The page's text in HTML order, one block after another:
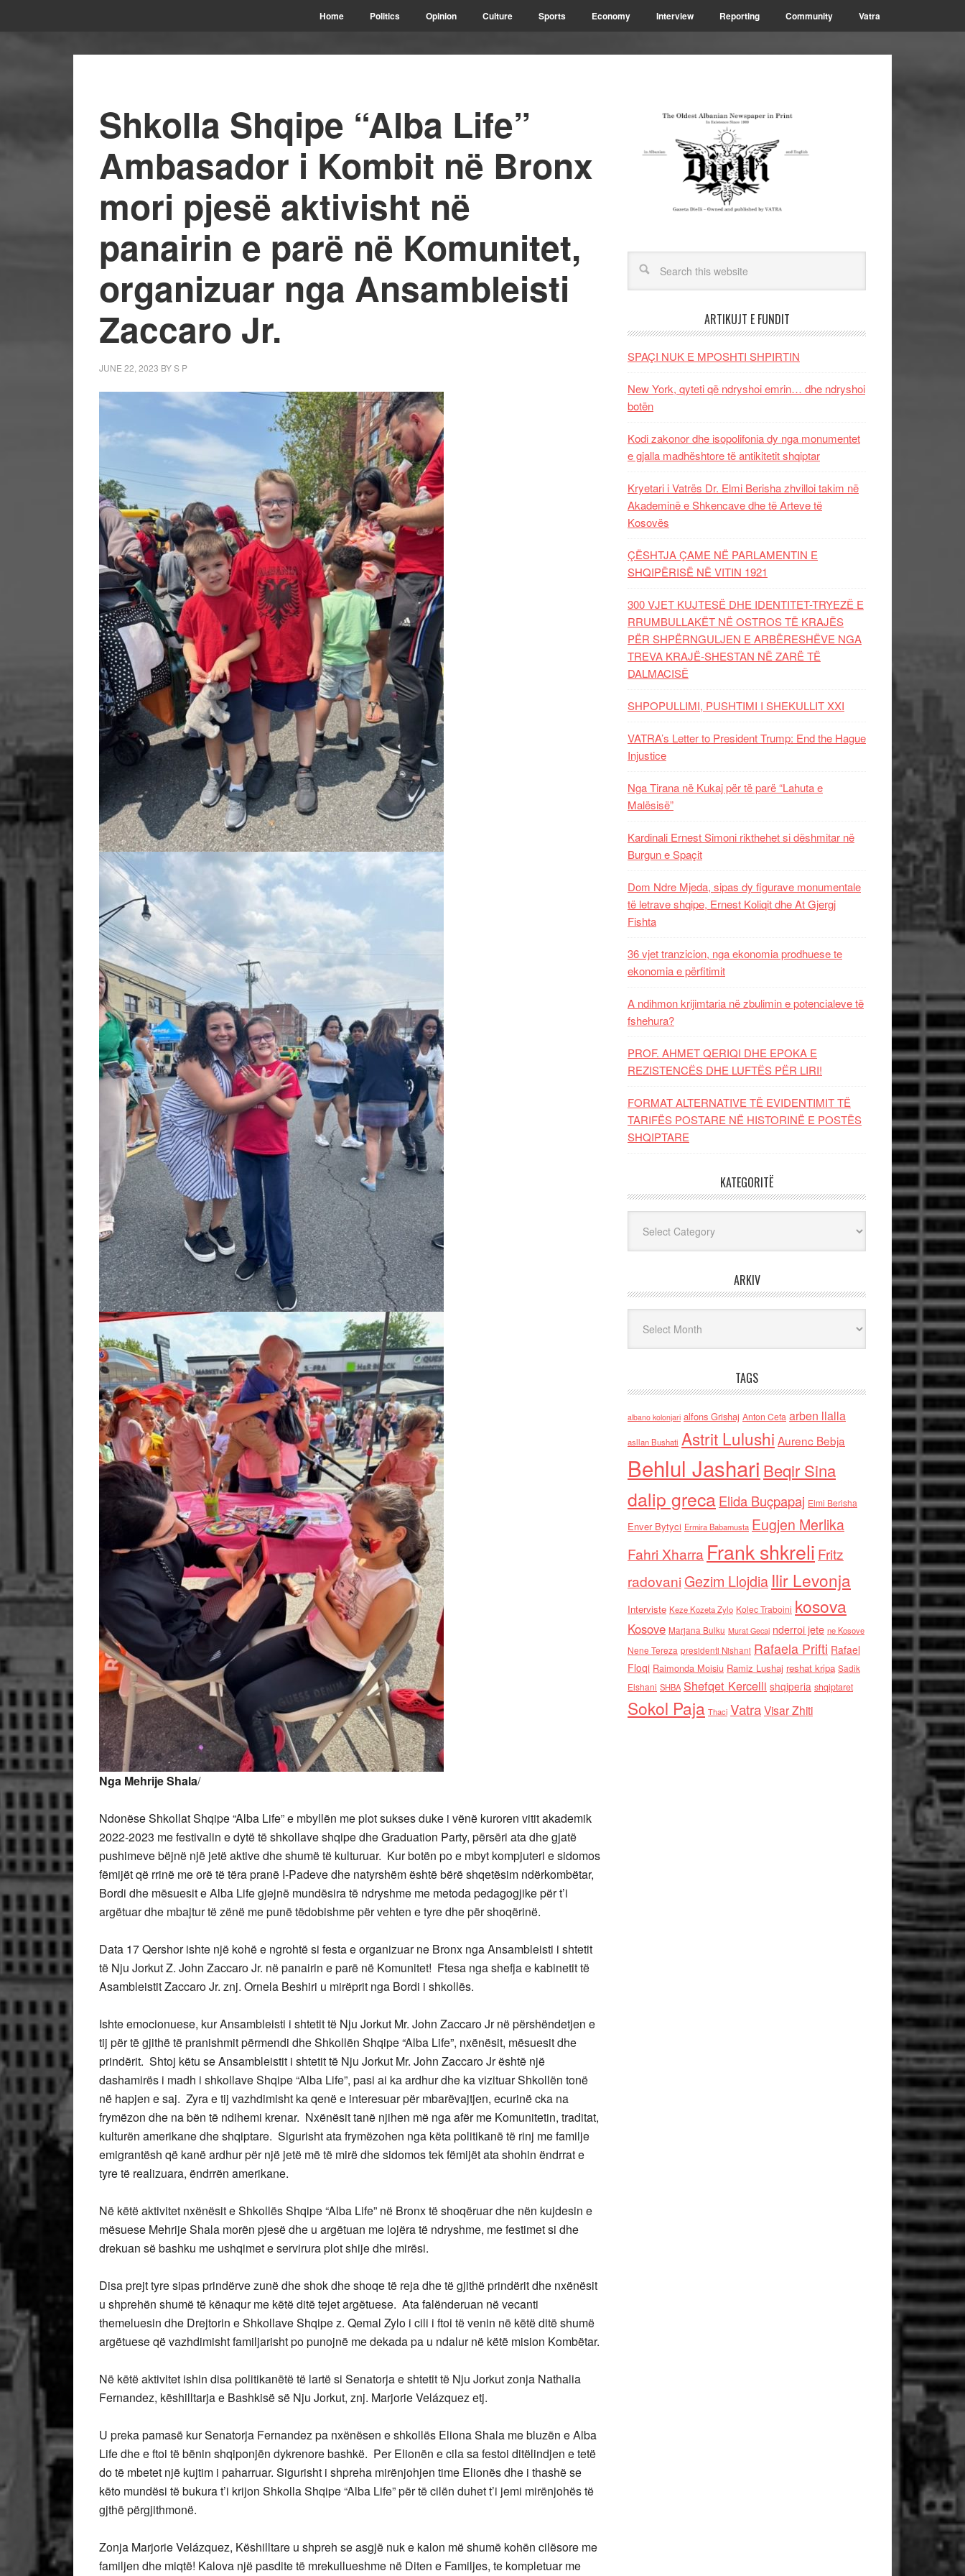
Home Politics Opinion Culture Sports Economy Interview Reporting Community Vatra
Shkolla Shqipe “Alba Life”
Ambasador i Kombit në Bronx
mori pjesë aktivisht në
panairin e parë në Komunitet,
organizuar nga Ansambleisti
Zaccaro Jr.
JUNE 22, 2023 BYS P
Nga Mehrije Shala/
Ndonëse Shkollat Shqipe “Alba Life” e mbyllën me plot sukses duke i vënë kuroren vitit akademik
2022-2023 me festivalin e dytë të shkollave shqipe dhe Graduation Party, përsëri ata dhe gjatë
pushimeve bëjnë një jetë aktive dhe shumë të kulturuar. Kur botën po e mbyt kompjuteri e sidomos
fëmijët që rrinë me orë të tëra pranë I-Padeve dhe natyrshëm është bërë shqetësim ndërkombëtar,
Bordi dhe mësuesit e Alba Life gjejnë mundësira të ndryshme me metoda pedagogjike për t’i
argëtuar dhe mbajtur të zënë me punë tëdobishme për vehten e tyre dhe për shoqërinë.
Data 17 Qershor ishte një kohë e ngrohtë si festa e organizuar ne Bronx nga Ansambleisti i shtetit
të Nju Jorkut Z. John Zaccaro Jr. në panairin e parë në Komunitet! Ftesa nga shefja e kabinetit të
Asambleistit Zaccaro Jr. znj. Ornela Beshiri u mirëprit nga Bordi i shkollës.
Ishte emocionuese, kur Ansambleisti i shtetit të Nju Jorkut Mr. John Zaccaro Jr në përshëndetjen e
tij për të gjithë të pranishmit përmendi dhe Shkollën Shqipe “Alba Life”, nxënësit, mësuesit dhe
prindërit. Shtoj këtu se Ansambleistit i shtetit të Nju Jorkut Mr. John Zaccaro Jr është një
dashamirës i madh i shkollave Shqipe “Alba Life”, pasi ai ka ardhur dhe ka vizituar Shkollën tonë
në hapjen e saj. Zyra e tij vazhdimisht ka qenë e interesuar për mbarëvajtjen, ecurinë cka na
frymëzon dhe na bën të ndihemi krenar. Nxënësit tanë njihen më nga afër me Komunitetin, traditat,
kulturën amerikane dhe shqiptare. Sigurisht ata frymëzohen nga këta politikanë të rinj me familje
emigrantësh që kanë ardhur për një jetë më të mirë dhe sidomos tek fëmijët ata shohin ëndrrat e
tyre të realizuara, ëndrrën amerikane.
Në këtë aktivitet nxënësit e Shkollës Shqipe “Alba Life” në Bronx të shoqëruar dhe nën kujdesin e
mësuese Mehrije Shala morën pjesë dhe u argëtuan me lojëra të ndryshme, me festimet si dhe
drekuan së bashku me ushqimet e servirura plot shije dhe mirësi.
Disa prejt tyre sipas prindërve zunë dhe shok dhe shoqe të reja dhe të gjithë prindërit dhe nxënësit
u shprehën shumë të kënaqur me këtë ditë tejet argëtuese. Ata falënderuan në vecanti
themeluesin dhe Drejtorin e Shkollave Shqipe z. Qemal Zylo i cili i ftoi të venin në këtë ditë shumë
argëtuese që vazhdimisht familjarisht po punojnë me dekada pa u ndalur në këtë mision Kombëtar.
Në këtë aktivitet ishin disa politikanëtë të lartë si Senatorja e shtetit të Nju Jorkut zonja Nathalia
Fernandez, këshilltarja e Bashkisë së Nju Jorkut, znj. Marjorie Velázquez etj.
U preka pamasë kur Senatorja Fernandez pa nxënësen e shkollës Eliona Shala me bluzën e Alba
Life dhe e ftoi të bënin shqiponjën dykrenore bashkë. Per Elionën e cila sa festoi ditëlindjen e tetë
do të mbetet një kujtim i paharruar. Sigurisht i shpreha mirënjohjen time Elionës dhe i thashë se
këto mundësi të bukura t’i krijon Shkolla Shqipe “Alba Life” për të cilën duhet t’i jemi mirënjohës të
gjthë përgjithmonë.
Zonja Marjorie Velázquez, Këshilltare u shpreh se asgjë nuk e kalon më shumë kohën cilësore me
familjen dhe miqtë! Kalova një pasdite të mrekullueshme në Diten e Familjes, te kompletuar me
ARTIKUJT E FUNDIT
SPAÇI NUK E MPOSHTI SHPIRTIN
New York, qyteti që ndryshoi emrin… dhe ndryshoi
botën
Kodi zakonor dhe isopolifonia dy nga monumentet
e gjalla madhështore të antikitetit shqiptar
Kryetari i Vatrës Dr. Elmi Berisha zhvilloi takim në
Akademinë e Shkencave dhe të Arteve të
Kosovës
ÇËSHTJA ÇAME NË PARLAMENTIN E
SHQIPËRISË NË VITIN 1921
300 VJET KUJTESË DHE IDENTITET-TRYEZË E
RRUMBULLAKËT NË OSTROS TË KRAJËS
PËR SHPËRNGULJEN E ARBËRESHËVE NGA
TREVA KRAJË-SHESTAN NË ZARË TË
DALMACISË
SHPOPULLIMI, PUSHTIMI I SHEKULLIT XXI
VATRA’s Letter to President Trump: End the Hague
Injustice
Nga Tirana në Kukaj për të parë “Lahuta e
Malësisë”
Kardinali Ernest Simoni rikthehet si dëshmitar në
Burgun e Spaçit
Dom Ndre Mjeda, sipas dy figurave monumentale
të letrave shqipe, Ernest Koliqit dhe At Gjergj
Fishta
36 vjet tranzicion, nga ekonomia prodhuese te
ekonomia e përfitimit
A ndihmon krijimtaria në zbulimin e potencialeve të
fshehura?
PROF. AHMET QERIQI DHE EPOKA E
REZISTENCЁS DHE LUFTЁS PЁR LIRI!
FORMAT ALTERNATIVE TË EVIDENTIMIT TË
TARIFËS POSTARE NË HISTORINË E POSTËS
SHQIPTARE
KATEGORITË
ARKIV
TAGS
albano kolonjari alfons Grishaj Anton Cefa arben llalla
asllan Bushati Astrit Lulushi Aurenc Bebja
Behlul Jashari Beqir Sina
dalip grecaElida Buçpapaj Elmi Berisha
Enver Bytyci Ermira Babamusta Eugjen Merlika
Fahri Xharra Frank shkreli Fritz
radovaniGezim Llojdia Ilir Levonja
Interviste Keze Kozeta Zylo Kolec Traboini kosova
Kosove Marjana Bulku Murat Gecaj nderroi jete ne Kosove
Nene Tereza presidenti Nishani Rafaela Prifti Rafael
Floqi Raimonda Moisiu Ramiz Lushaj reshat kripa Sadik
Elshani SHBA Shefqet Kercelli shqiperia shqiptaret
Sokol Paja Thaci VatraVisar Zhiti